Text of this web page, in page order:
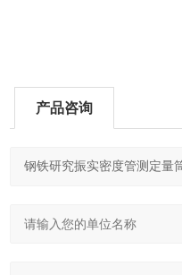
产品咨询